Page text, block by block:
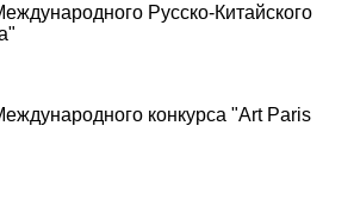
Русско-Китайского
конкурса "Art Paris